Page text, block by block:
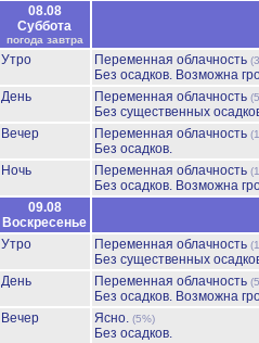
08.08
Суббота
погода завтра
Утро Переменная облачность
Без осадков. Возможна
День
Переменная облачность
Без существенных
Вечер
Переменная облачность
Без осадков.
Ночь
Переменная облачность
Без осадков. Возможна
09.08
Воскресенье
Утро
Переменная облачность
Без существенных
День
Переменная облачность
Без осадков. Возможна
Вечер
Ясно. (5%)
Без осадков.